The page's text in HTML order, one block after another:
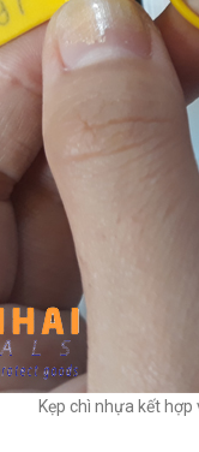
Kẹp chì nhựa kết hợp